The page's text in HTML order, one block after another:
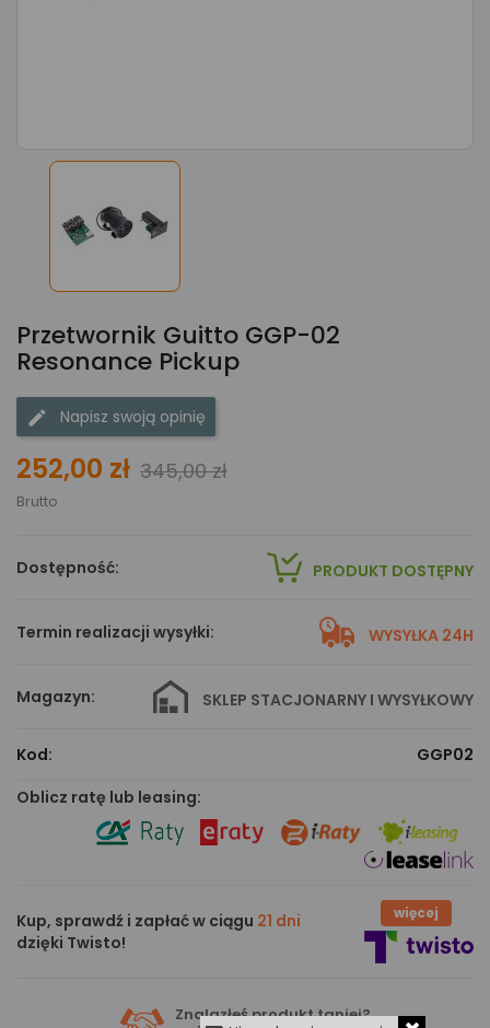
Przetwornik Guitto GGP-02
Resonance Pickup
Napisz swoją opinię
252,00 zł 345,00 zł
Brutto
Dostępność: PRODUKT DOSTĘPNY
Termin realizacji wysyłki: WYSYŁKA 24H
Magazyn: SKLEP STACJONARNY I WYSYŁKOWY
Kod:
GGP02
Oblicz ratę lub leasing:
Kup, sprawdź i zapłać w ciągu 21 dni
dzięki Twisto!
więcej
Znalazłeś produkt taniej?